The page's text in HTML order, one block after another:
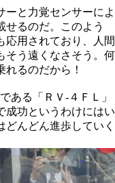
ーと力覚センサーによ
せるのだ。このよう
応用されており、人間
そう遠くなさそう。何
るのだから！
ある「ＲＶ-４ＦＬ」
成功というわけにはい
んどん進歩していく